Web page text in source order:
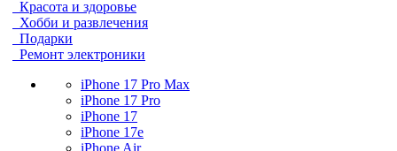
Красота и здоровье
Хобби и развлечения
Подарки
Ремонт электроники
iPhone 17 Pro Max
iPhone 17 Pro
iPhone 17
iPhone 17e